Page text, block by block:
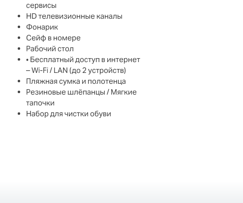
сервисы
HD телевизионные каналы
Фонарик
Сейф в номере
Рабочий стол
• Бесплатный доступ в интернет
– Wi-Fi / LAN (до 2 устройств)
Пляжная сумка и полотенца
Резиновые шлёпанцы / Мягкие
тапочки
Набор для чистки обуви